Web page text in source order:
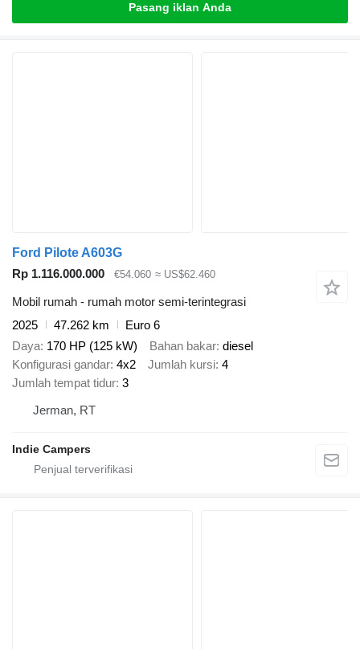
Pasang iklan Anda
Ford Pilote A603G
Rp 1.116.000.000
€54.060 ≈ US$62.460
Mobil rumah - rumah motor semi-terintegrasi
2025
47.262 km
Euro 6
Daya 170 HP (125 kW) Bahan bakar diesel
Konfigurasi gandar 4x2 Jumlah kursi 4
Jumlah tempat tidur 3
Jerman, RT
Indie Campers